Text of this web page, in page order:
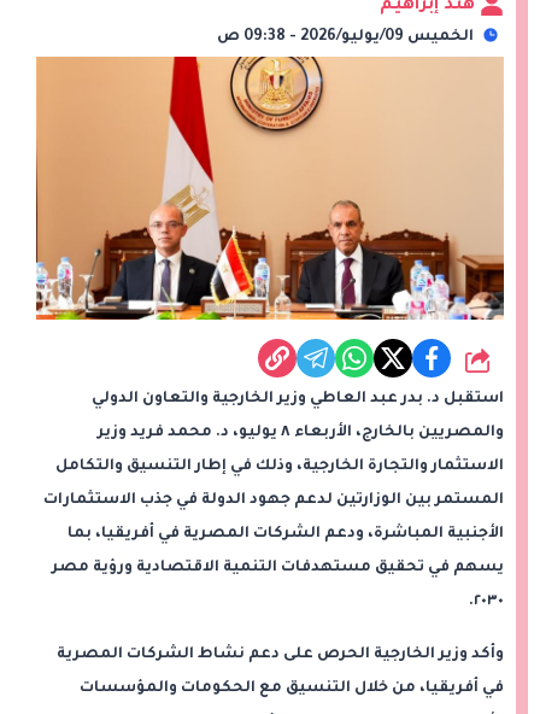
هند إبراهيم
الخميس 09/يوليو/2026 - 09:38 ص
شارك
استقبل د. بدر عبد العاطي وزير الخارجية والتعاون الدولي
والمصريين بالخارج، الأربعاء ٨ يوليو، د. محمد فريد وزير
الاستثمار والتجارة الخارجية، وذلك في إطار التنسيق والتكامل
المستمر بين الوزارتين لدعم جهود الدولة في جذب الاستثمارات
الأجنبية المباشرة، ودعم الشركات المصرية في أفريقيا، بما
يسهم في تحقيق مستهدفات التنمية الاقتصادية ورؤية مصر
٢٠٣٠.
وأكد وزير الخارجية الحرص على دعم نشاط الشركات المصرية
في أفريقيا، من خلال التنسيق مع الحكومات والمؤسسات